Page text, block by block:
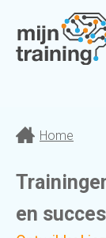
Home
en succes